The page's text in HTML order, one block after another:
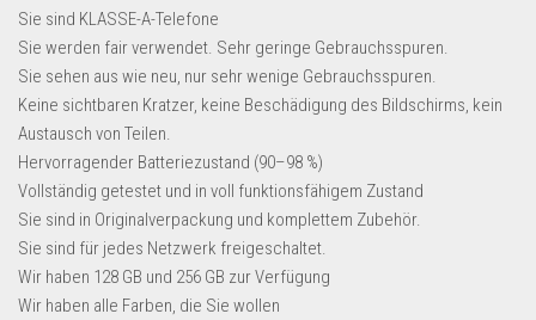
Schuhe & Accessoires
Sport & Freizeit
Uhren & Schmuck
Wohnen & Einrichten
Restposten-Angebote
Restposten für Privatpersonen
eBay Restposten kaufen
Sonderposten-Angebote
Sie sind KLASSE-A-Telefone
Sie werden fair verwendet. Sehr geringe Gebrauchsspuren.
Sie sehen aus wie neu, nur sehr wenige Gebrauchsspuren.
Keine sichtbaren Kratzer, keine Beschädigung des Bildschirms, kein
Austausch von Teilen.
Hervorragender Batteriezustand (90–98 %)
Vollständig getestet und in voll funktionsfähigem Zustand
Sie sind in Originalverpackung und komplettem Zubehör.
Sie sind für jedes Netzwerk freigeschaltet.
Wir haben 128 GB und 256 GB zur Verfügung
Wir haben alle Farben, die Sie wollen